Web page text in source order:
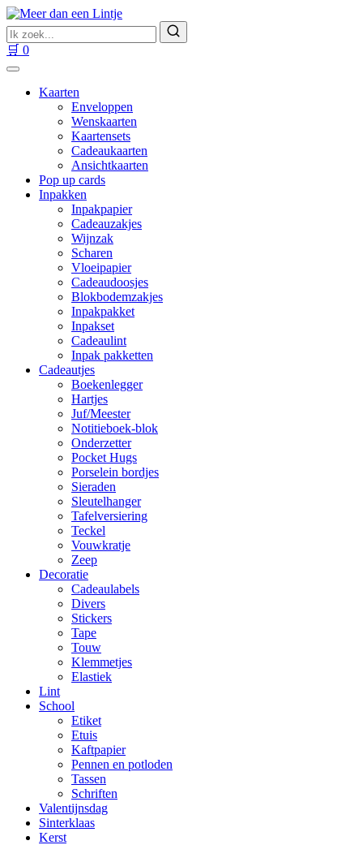
Ga
naar
inhoud
Zoek
naar
producten
Zoeken
🛒 0
Kaarten
Enveloppen
Wenskaarten
Kaartensets
Cadeaukaarten
Ansichtkaarten
Pop up cards
Inpakken
Inpakpapier
Cadeauzakjes
Wijnzak
Scharen
Vloeipapier
Cadeaudoosjes
Blokbodemzakjes
Inpakpakket
Inpakset
Cadeaulint
Inpak pakketten
Cadeautjes
Boekenlegger
Hartjes
Juf/Meester
Notitieboek-blok
Onderzetter
Pocket Hugs
Porselein bordjes
Sieraden
Sleutelhanger
Tafelversiering
Teckel
Vouwkratje
Zeep
Decoratie
Cadeaulabels
Divers
Stickers
Tape
Touw
Klemmetjes
Elastiek
Lint
School
Etiket
Etuis
Kaftpapier
Pennen en potloden
Tassen
Schriften
Valentijnsdag
Sinterklaas
Kerst